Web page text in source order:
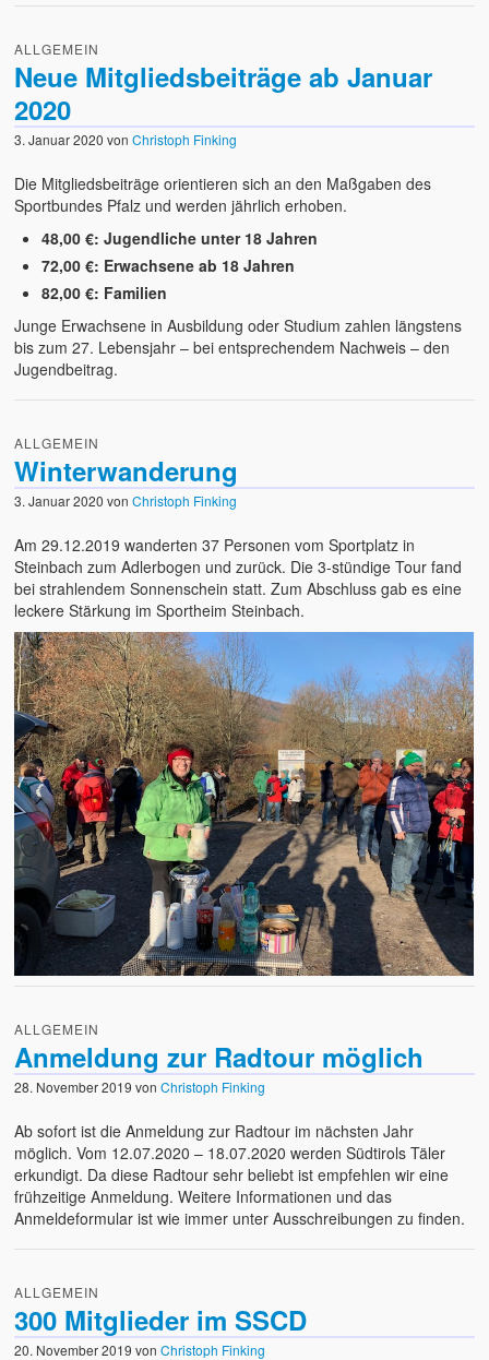
ALLGEMEIN
Neue Mitgliedsbeiträge ab Januar
2020
3. Januar 2020 vonChristoph Finking
Die Mitgliedsbeiträge orientieren sich an den Maßgaben des
Sportbundes Pfalz und werden jährlich erhoben.
48,00 €: Jugendliche unter 18 Jahren
72,00 €: Erwachsene ab 18 Jahren
82,00 €: Familien
Junge Erwachsene in Ausbildung oder Studium zahlen längstens
bis zum 27. Lebensjahr – bei entsprechendem Nachweis – den
Jugendbeitrag.
ALLGEMEIN
Winterwanderung
3. Januar 2020 vonChristoph Finking
Am 29.12.2019 wanderten 37 Personen vom Sportplatz in
Steinbach zum Adlerbogen und zurück. Die 3-stündige Tour fand
bei strahlendem Sonnenschein statt. Zum Abschluss gab es eine
leckere Stärkung im Sportheim Steinbach.
ALLGEMEIN
Anmeldung zur Radtour möglich
28. November 2019 vonChristoph Finking
Ab sofort ist die Anmeldung zur Radtour im nächsten Jahr
möglich. Vom 12.07.2020 – 18.07.2020 werden Südtirols Täler
erkundigt. Da diese Radtour sehr beliebt ist empfehlen wir eine
frühzeitige Anmeldung. Weitere Informationen und das
Anmeldeformular ist wie immer unter Ausschreibungen zu finden.
ALLGEMEIN
300 Mitglieder im SSCD
20. November 2019 vonChristoph Finking